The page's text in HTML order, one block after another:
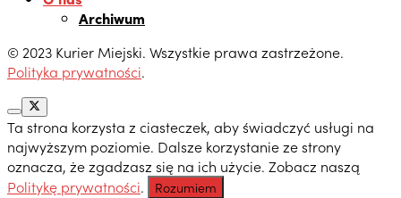
Archiwum
© 2023 Kurier Miejski. Wszystkie prawa zastrzeżone.
Polityka prywatności.
Ta strona korzysta z ciasteczek, aby świadczyć usługi na
najwyższym poziomie. Dalsze korzystanie ze strony
oznacza, że zgadzasz się na ich użycie. Zobacz naszą
Politykę prywatności. Rozumiem